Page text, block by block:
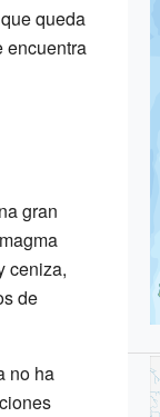
queda
encuentra
gran
ceniza,
de
no ha